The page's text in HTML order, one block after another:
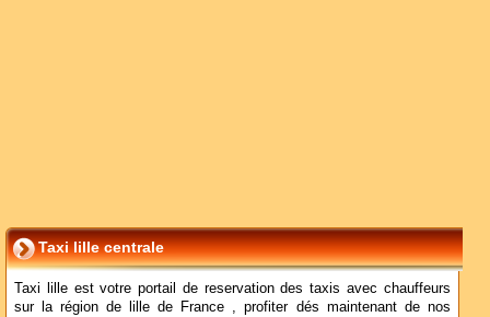
Taxi lille centrale
Taxi lille est votre portail de reservation des taxis avec chauffeurs
sur la région de lille de France , profiter dés maintenant de nos